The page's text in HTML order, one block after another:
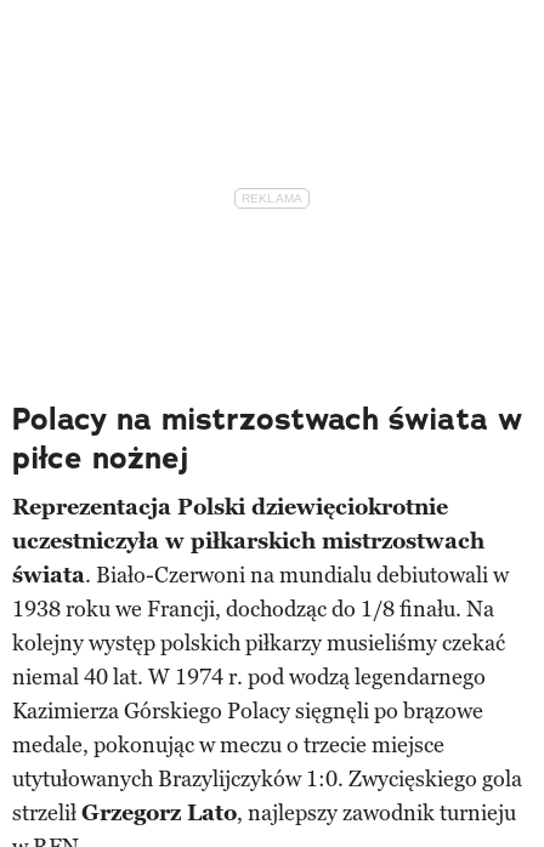
Polacy na mistrzostwach świata w
piłce nożnej
Reprezentacja Polski dziewięciokrotnie
uczestniczyła w piłkarskich mistrzostwach
świata. Biało-Czerwoni na mundialu debiutowali w
1938 roku we Francji, dochodząc do 1/8 finału. Na
kolejny występ polskich piłkarzy musieliśmy czekać
niemal 40 lat. W 1974 r. pod wodzą legendarnego
Kazimierza Górskiego Polacy sięgnęli po brązowe
medale, pokonując w meczu o trzecie miejsce
utytułowanych Brazylijczyków 1:0. Zwycięskiego gola
strzeliłGrzegorz Lato, najlepszy zawodnik turnieju